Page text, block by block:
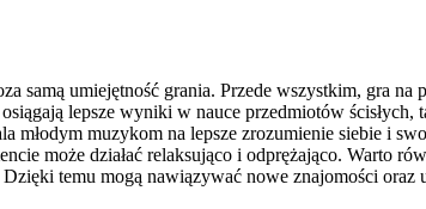
samą umiejętność grania. Przede wszystkim, gra
lepsze wyniki w nauce przedmiotów
muzykom na lepsze zrozumienie siebie i
może działać relaksująco i odprężająco. Warto
temu mogą nawiązywać nowe znajomości oraz